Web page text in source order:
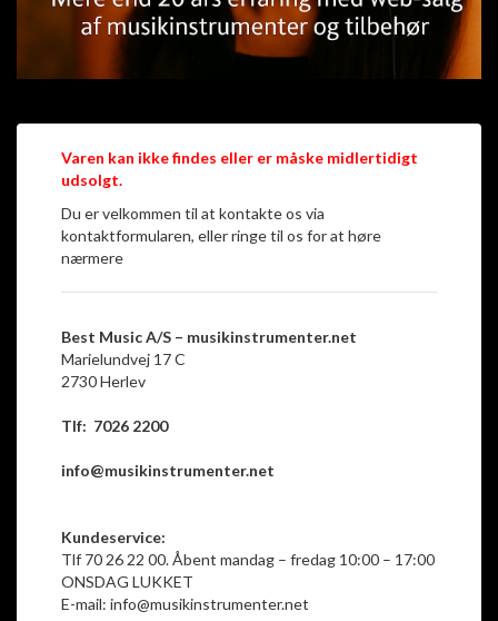
Varen kan ikke findes eller er måske midlertidigt
udsolgt.
Du er velkommen til at kontakte os via
kontaktformularen, eller ringe til os for at høre
nærmere
Best Music A/S – musikinstrumenter.net
Marielundvej 17 C
2730 Herlev
Tlf: 7026 2200
info@musikinstrumenter.net
Kundeservice:
Tlf 70 26 22 00. Åbent mandag – fredag 10:00 – 17:00
ONSDAG LUKKET
E-mail: info@musikinstrumenter.net